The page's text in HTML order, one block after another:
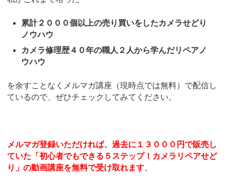
累計２０００個以上の売り買いをしたカメラせどり
ノウハウ
カメラ修理歴４０年の職人２人から学んだリペアノ
ウハウ
を余すことなくメルマガ講座（現時点では無料）で配信し
ているので、ぜひチェックしてみてください。
メルマガ登録いただければ、過去に１３０００円で販売し
ていた「初心者でもできる５ステップ！カメラリペアせど
り」の動画講座を無料で受け取れます。